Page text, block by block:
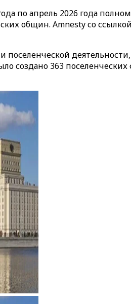
по апрель 2026 года
общин. Amnesty со
поселенческой
создано 363